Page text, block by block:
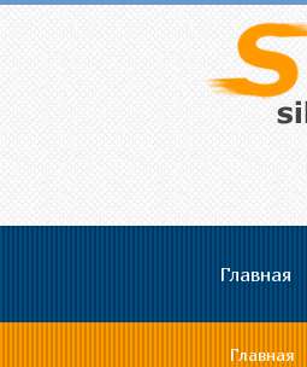
Главная
Главная